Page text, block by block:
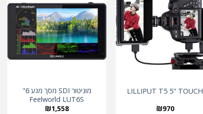
LILLIPUT T5 5" TOUCH
₪970
מוניטור SDI מסך מגע 6"
Feelworld LUT6S
₪1,558